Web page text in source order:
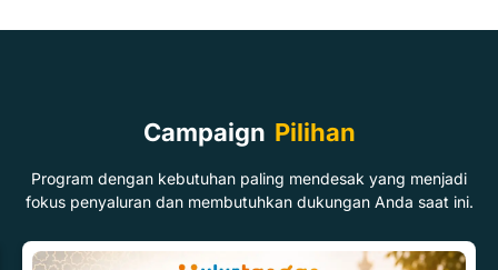
Campaign Pilihan
Program dengan kebutuhan paling mendesak yang menjadi
fokus penyaluran dan membutuhkan dukungan Anda saat ini.